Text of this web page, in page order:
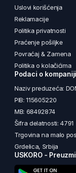
Uslovi korišćenja
Reklamacije
Politika privatnosti
Praćenje pošiljke
Povraćaj & Zamena
Politika o kolačićima
Podaci o kompaniji
Naziv preduzeća:
PIB: 115605220
MB: 68492874
Šifra delatnosti: 4791
Trgovina na malo
Grdelica, Srbija
USKORO -